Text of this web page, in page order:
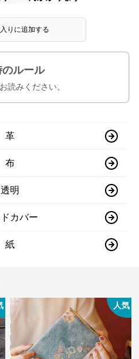
りに追加する
のルール
読みください。
革
布
透明
カバー
紙
人気